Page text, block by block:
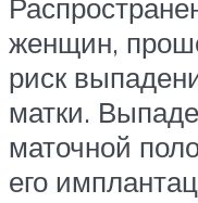
женщин,
риск
матки.
маточной
его